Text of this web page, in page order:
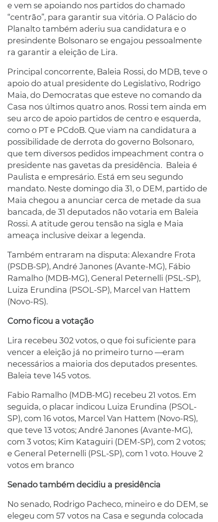
e vem se apoiando nos partidos do chamado
“centrão”, para garantir sua vitória. O Palácio do
Planalto também aderiu sua candidatura e o
presindente Bolsonaro se engajou pessoalmente
ra garantir a eleição de Lira.
Principal concorrente, Baleia Rossi, do MDB, teve o
apoio do atual presidente do Legislativo, Rodrigo
Maia, do Democratas que esteve no comando da
Casa nos últimos quatro anos. Rossi tem ainda em
seu arco de apoio partidos de centro e esquerda,
como o PT e PCdoB. Que viam na candidatura a
possibilidade de derrota do governo Bolsonaro,
que tem diversos pedidos impeachment contra o
presidente nas gavetas da presidência. Baleia é
Paulista e empresário. Está em seu segundo
mandato. Neste domingo dia 31, o DEM, partido de
Maia chegou a anunciar cerca de metade da sua
bancada, de 31 deputados não votaria em Baleia
Rossi. A atitude gerou tensão na sigla e Maia
ameaça inclusive deixar a legenda.
Também entraram na disputa: Alexandre Frota
(PSDB-SP), André Janones (Avante-MG), Fábio
Ramalho (MDB-MG), General Peternelli (PSL-SP),
Luiza Erundina (PSOL-SP), Marcel van Hattem
(Novo-RS).
Como ficou a votação
Lira recebeu 302 votos, o que foi suficiente para
vencer a eleição já no primeiro turno —eram
necessários a maioria dos deputados presentes.
Baleia teve 145 votos.
Fabio Ramalho (MDB-MG) recebeu 21 votos. Em
seguida, o placar indicou Luiza Erundina (PSOL-
SP), com 16 votos, Marcel Van Hattem (Novo-RS),
que teve 13 votos; André Janones (Avante-MG),
com 3 votos; Kim Kataguiri (DEM-SP), com 2 votos;
e General Peternelli (PSL-SP), com 1 voto. Houve 2
votos em branco
Senado também decidiu a presidência
No senado, Rodrigo Pacheco, mineiro e do DEM, se
elegeu com 57 votos na Casa e segunda colocada